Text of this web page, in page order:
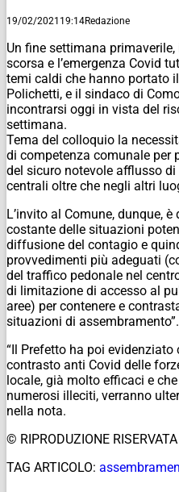
19/02/2021 19:14Redazione
Un fine settimana
scorsa e l’emergenza Covid
temi caldi che hanno portato
Polichetti, e il sindaco di
incontrarsi oggi in vista del
settimana.
Tema del colloquio la
di competenza comunale per
del sicuro notevole afflusso
centrali oltre che negli altri
L’invito al Comune, dunque,
costante delle situazioni
diffusione del contagio e
provvedimenti più adeguati
del traffico pedonale nel
di limitazione di accesso al
aree) per contenere e
situazioni di assembramento”.
“Il Prefetto ha poi evidenziato
contrasto anti Covid delle
locale, già molto efficaci e
numerosi illeciti, verranno
nella nota.
© RIPRODUZIONE RISERVATA
TAG ARTICOLO: